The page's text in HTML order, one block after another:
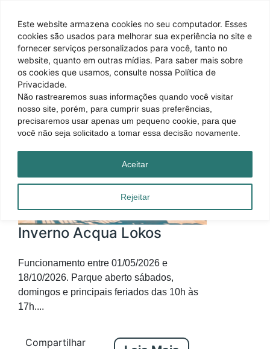
Este website armazena cookies no seu computador. Esses
cookies são usados ​​para melhorar sua experiência no site e
fornecer serviços personalizados para você, tanto no
website, quanto em outras mídias. Para saber mais sobre
os cookies que usamos, consulte nossa Política de
Privacidade.
Não rastrearemos suas informações quando você visitar
nosso site, porém, para cumprir suas preferências,
precisaremos usar apenas um pequeno cookie, para que
você não seja solicitado a tomar essa decisão novamente.
Rejeitar
Aceitar
Inverno Acqua Lokos
Funcionamento entre 01/05/2026 e
18/10/2026. Parque aberto sábados,
domingos e principais feriados das 10h às
17h....
Compartilhar